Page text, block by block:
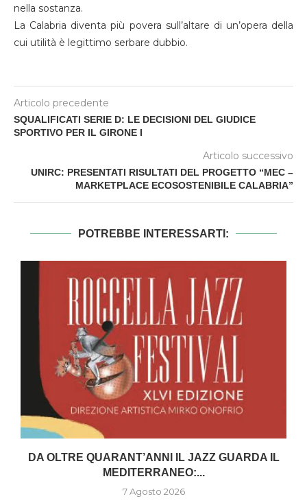
nella sostanza.
La Calabria diventa più povera sull’altare di un’opera della
cui utilità è legittimo serbare dubbio.
Articolo precedente
SQUALIFICATI SERIE D: LE DECISIONI DEL GIUDICE
SPORTIVO PER IL GIRONE I
Articolo successivo
UNIRC: PRESENTATI RISULTATI DEL PROGETTO “MEC –
MARKETPLACE ECOSOSTENIBILE CALABRIA”
POTREBBE INTERESSARTI:
DA OLTRE QUARANT’ANNI IL JAZZ GUARDA IL
MEDITERRANEO:...
7 Agosto 2026